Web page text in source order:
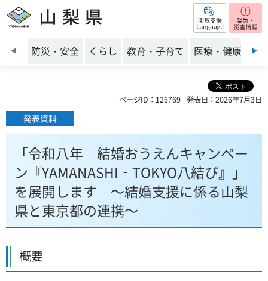
山梨県 閲覧支援
前のスライドを表示
防災・安全 くらし 教育・子育て 医療・健康・福
ページID：126769 発表日：2026年7月3日
発表資料
「令和八年 結婚おうえんキャンペー
ン『YAMANASHI­‐TOKYO八結び』」
を展開します ～結婚支援に係る山梨
県と東京都の連携～
概要